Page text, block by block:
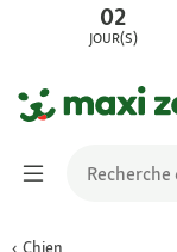
02
JOUR(S)
Chien